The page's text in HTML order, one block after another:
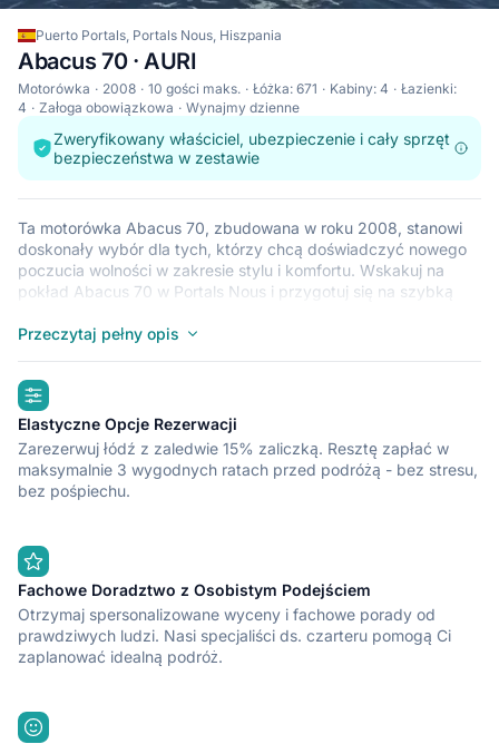
Puerto Portals, Portals Nous, Hiszpania
Abacus 70 · AURI
Motorówka 2008 10 gości maks. Łóżka: 671 Kabiny: 4
Łazienki:
4
Załoga obowiązkowa Wynajmy dzienne
Zweryfikowany właściciel, ubezpieczenie i cały sprzęt
bezpieczeństwa w zestawie
Ta motorówka Abacus 70, zbudowana w roku 2008, stanowi
doskonały wybór dla tych, którzy chcą doświadczyć nowego
poczucia wolności w zakresie stylu i komfortu. Wskakuj na
pokład Abacus 70 w Portals Nous i przygotuj się na szybką
mieści do 10 gości i jest idealna do zwiedzania odludnych
znajduje się w przystani Puerto Portals (Portals Nous), która
jest dogodną bazą do zwiedzania statkiem okolic takich jak
Portals Nous. Dowiedz się więcej na temat łodzi motorowej
Abacus 70 poniżej.
Przeczytaj pełny opis
highlights
Elastyczne Opcje Rezerwacji
Zarezerwuj łódź z zaledwie 15% zaliczką. Resztę zapłać w
maksymalnie 3 wygodnych ratach przed podróżą - bez stresu,
bez pośpiechu.
Fachowe Doradztwo z Osobistym Podejściem
Otrzymaj spersonalizowane wyceny i fachowe porady od
prawdziwych ludzi. Nasi specjaliści ds. czarteru pomogą Ci
zaplanować idealną podróż.